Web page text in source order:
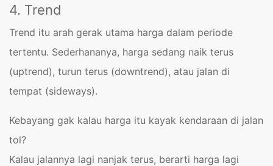
4. Trend
Trend itu arah gerak utama harga dalam periode
tertentu. Sederhananya, harga sedang naik terus
(uptrend), turun terus (downtrend), atau jalan di
tempat (sideways).
Kebayang gak kalau harga itu kayak kendaraan di jalan
tol?
Kalau jalannya lagi nanjak terus, berarti harga lagi